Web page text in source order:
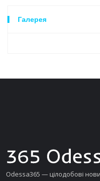
Галерея
Odessa365 — цілодобові